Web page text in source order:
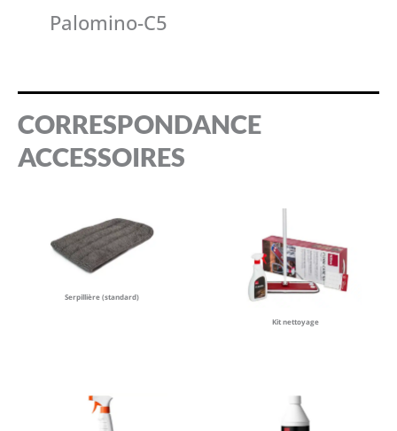
Palomino-C5
CORRESPONDANCE
ACCESSOIRES
Serpillière (standard)
Kit nettoyage